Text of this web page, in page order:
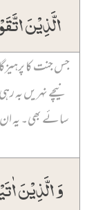
الَّذِیۡنَ
جس جنت کا
نیچے نہریں بہ
سائے بھی۔ یہ ان
وَ الَّذِیۡنَ